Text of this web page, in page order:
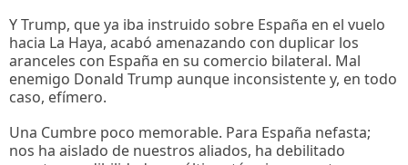
Y Trump, que ya iba instruido sobre España en el vuelo
hacia La Haya, acabó amenazando con duplicar los
aranceles con España en su comercio bilateral. Mal
enemigo Donald Trump aunque inconsistente y, en todo
caso, efímero.
Una Cumbre poco memorable. Para España nefasta;
nos ha aislado de nuestros aliados, ha debilitado